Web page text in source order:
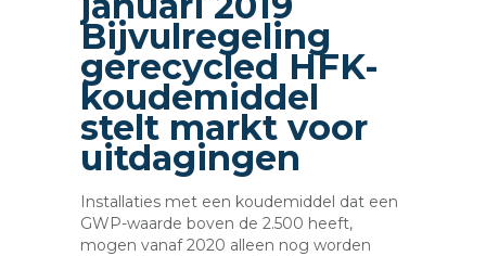
Bijvulregeling
gerecycled HFK-
koudemiddel
stelt markt voor
uitdagingen
Installaties met een koudemiddel dat een
GWP-waarde boven de 2.500 heeft,
mogen vanaf 2020 alleen nog worden